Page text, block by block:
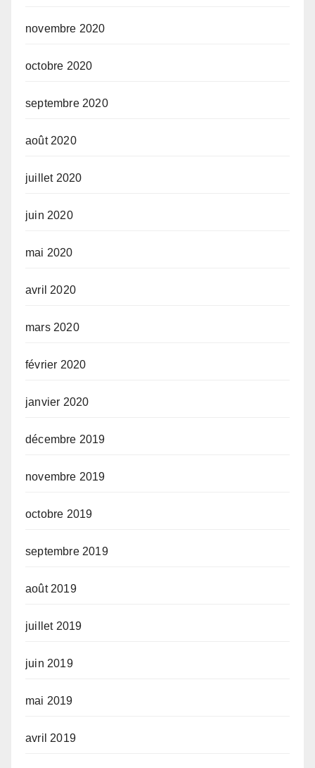
novembre 2020
octobre 2020
septembre 2020
août 2020
juillet 2020
juin 2020
mai 2020
avril 2020
mars 2020
février 2020
janvier 2020
décembre 2019
novembre 2019
octobre 2019
septembre 2019
août 2019
juillet 2019
juin 2019
mai 2019
avril 2019